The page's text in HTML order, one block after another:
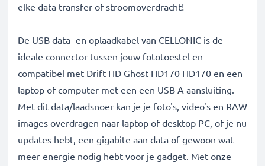
elke data transfer of stroomoverdracht!
De USB data- en oplaadkabel van CELLONIC is de
ideale connector tussen jouw fototoestel en
compatibel met Drift HD Ghost HD170 HD170 en een
laptop of computer met een een USB A aansluiting.
Met dit data/laadsnoer kan je je foto's, video's en RAW
images overdragen naar laptop of desktop PC, of je nu
updates hebt, een gigabite aan data of gewoon wat
meer energie nodig hebt voor je gadget. Met onze